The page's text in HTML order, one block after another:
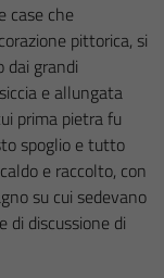
case che
pittorica, si
dai grandi
e allungata
prima pietra fu
spoglio e tutto
e raccolto, con
su cui sedevano
di discussione di